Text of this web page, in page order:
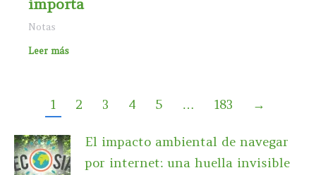
importa
Notas
Leer más
1 2 3 4 5 … 183 →
El impacto ambiental de navegar
por internet: una huella invisible